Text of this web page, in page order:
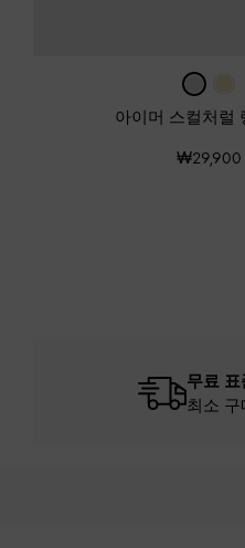
아이머 스컬처럴
₩29,900
무료
최소